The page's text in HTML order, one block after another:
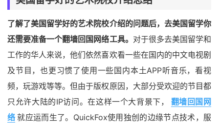
了解了美国留学好的艺术院校介绍的问题后，去美国留学你
还需要准备一个翻墙回国网络工具。 对于很多去美国留学和
工作的华人来说，他们依然喜欢看一些在国内的中文电视剧
及节目，也更习惯了使用一些国内本土APP听音乐，看视
频，玩游戏等等。但由于版权原因，大部分受欢迎的节目都
只允许大陆的IP访问。在这样一个大背景下，
翻墙回国网
络 就应运而生了。QuickFox使用独创的边缘节点技术，服